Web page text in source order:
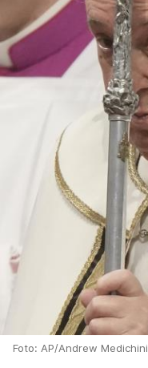
Foto: AP/Andrew Medichini